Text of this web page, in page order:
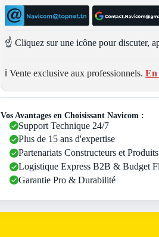
☝️ Cliquez sur une icône pour discuter,
ℹ️ Vente exclusive aux professionnels.En
Vos Avantages en Choisissant Navicom :
Support Technique 24/7
Plus de 15 ans d'expertise
Partenariats Constructeurs et
Logistique Express B2B & Budget
Garantie Pro & Durabilité